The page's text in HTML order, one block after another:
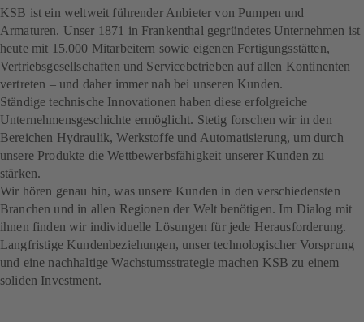
KSB ist ein weltweit führender Anbieter von Pumpen und
Armaturen. Unser 1871 in Frankenthal gegründetes Unternehmen ist
heute mit 15.000 Mitarbeitern sowie eigenen Fertigungsstätten,
Vertriebsgesellschaften und Servicebetrieben auf allen Kontinenten
vertreten – und daher immer nah bei unseren Kunden.
Ständige technische Innovationen haben diese erfolgreiche
Unternehmensgeschichte ermöglicht. Stetig forschen wir in den
Bereichen Hydraulik, Werkstoffe und Automatisierung, um durch
unsere Produkte die Wettbewerbsfähigkeit unserer Kunden zu
stärken.
Wir hören genau hin, was unsere Kunden in den verschiedensten
Branchen und in allen Regionen der Welt benötigen. Im Dialog mit
ihnen finden wir individuelle Lösungen für jede Herausforderung.
Langfristige Kundenbeziehungen, unser technologischer Vorsprung
und eine nachhaltige Wachstumsstrategie machen KSB zu einem
soliden Investment.